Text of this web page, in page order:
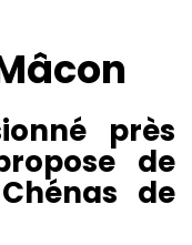
près
de
de